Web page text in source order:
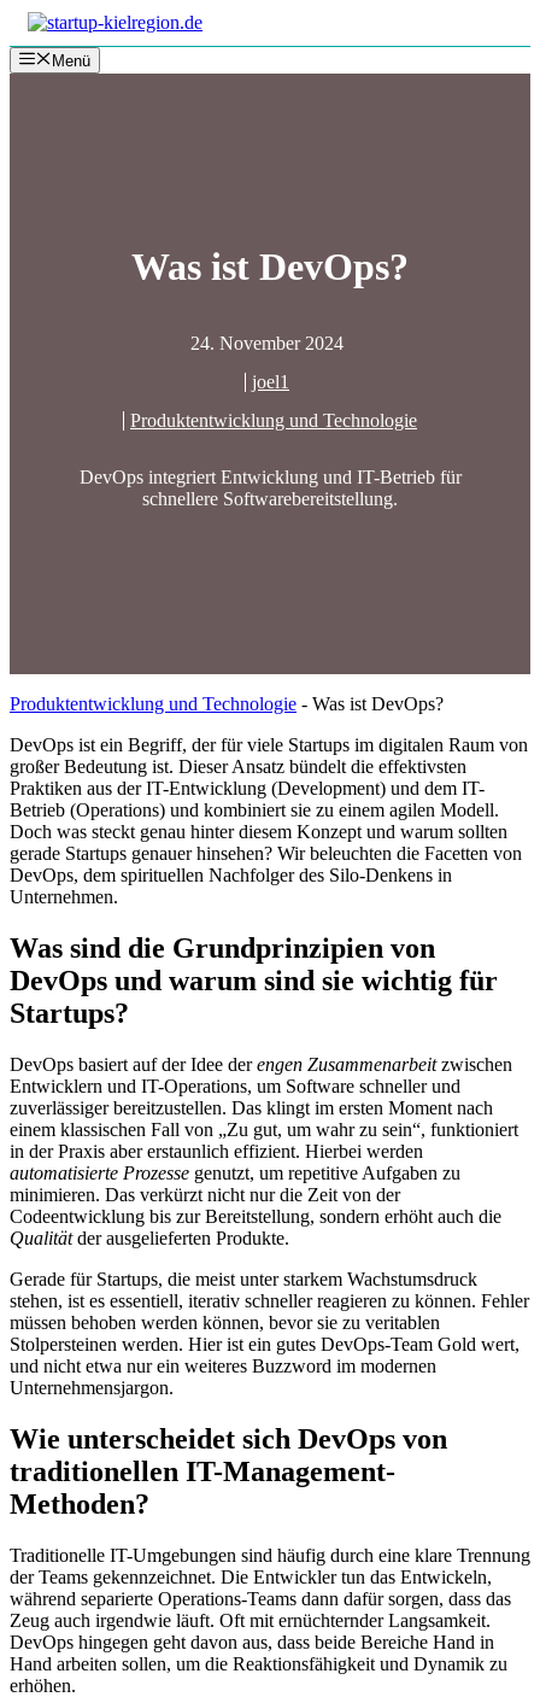
Zum
Inhalt
springenMenü
Was ist DevOps?
24. November 2024
joel1
Produktentwicklung und Technologie
DevOps integriert Entwicklung und IT-Betrieb für
schnellere Softwarebereitstellung.
Produktentwicklung und Technologie - Was ist DevOps?
DevOps ist ein Begriff, der für viele Startups im digitalen Raum von
großer Bedeutung ist. Dieser Ansatz bündelt die effektivsten
Praktiken aus der IT-Entwicklung (Development) und dem IT-
Betrieb (Operations) und kombiniert sie zu einem agilen Modell.
Doch was steckt genau hinter diesem Konzept und warum sollten
gerade Startups genauer hinsehen? Wir beleuchten die Facetten von
DevOps, dem spirituellen Nachfolger des Silo-Denkens in
Unternehmen.
Was sind die Grundprinzipien von
DevOps und warum sind sie wichtig für
Startups?
DevOps basiert auf der Idee derengen Zusammenarbeitzwischen
Entwicklern und IT-Operations, um Software schneller und
zuverlässiger bereitzustellen. Das klingt im ersten Moment nach
einem klassischen Fall von „Zu gut, um wahr zu sein“, funktioniert
in der Praxis aber erstaunlich effizient. Hierbei werden
automatisierte Prozesse genutzt, um repetitive Aufgaben zu
minimieren. Das verkürzt nicht nur die Zeit von der
Codeentwicklung bis zur Bereitstellung, sondern erhöht auch die
Qualitätder ausgelieferten Produkte.
Gerade für Startups, die meist unter starkem Wachstumsdruck
stehen, ist es essentiell, iterativ schneller reagieren zu können. Fehler
müssen behoben werden können, bevor sie zu veritablen
Stolpersteinen werden. Hier ist ein gutes DevOps-Team Gold wert,
und nicht etwa nur ein weiteres Buzzword im modernen
Unternehmensjargon.
Wie unterscheidet sich DevOps von
traditionellen IT-Management-
Methoden?
Traditionelle IT-Umgebungen sind häufig durch eine klare Trennung
der Teams gekennzeichnet. Die Entwickler tun das Entwickeln,
während separierte Operations-Teams dann dafür sorgen, dass das
Zeug auch irgendwie läuft. Oft mit ernüchternder Langsamkeit.
DevOps hingegen geht davon aus, dass beide Bereiche Hand in
Hand arbeiten sollen, um die Reaktionsfähigkeit und Dynamik zu
erhöhen.